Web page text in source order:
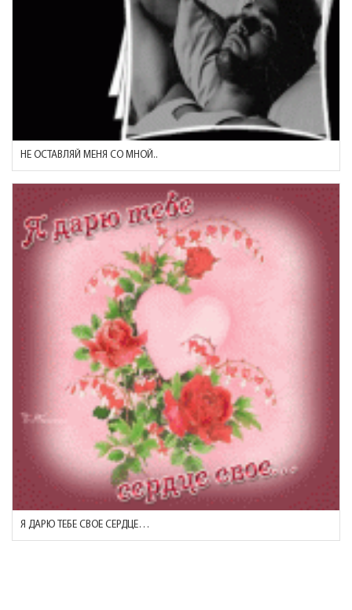
НЕ ОСТАВЛЯЙ МЕНЯ СО МНОЙ..
Я ДАРЮ ТЕБЕ СВОЕ СЕРДЦЕ…